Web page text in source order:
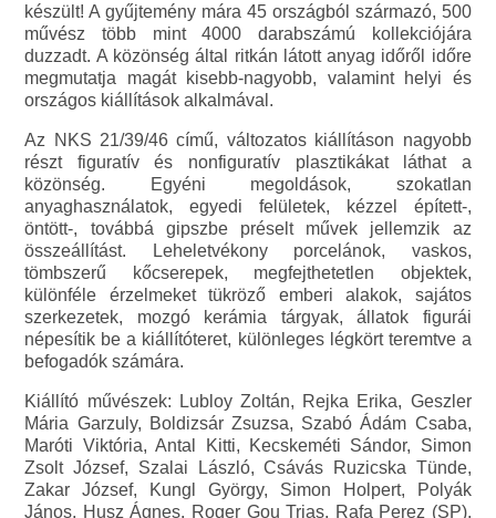
készült! A gyűjtemény mára 45 országból származó, 500
művész több mint 4000 darabszámú kollekciójára
duzzadt. A közönség által ritkán látott anyag időről időre
megmutatja magát kisebb-nagyobb, valamint helyi és
országos kiállítások alkalmával.
Az NKS 21/39/46 című, változatos kiállításon nagyobb
részt figuratív és nonfiguratív plasztikákat láthat a
közönség. Egyéni megoldások, szokatlan
anyaghasználatok, egyedi felületek, kézzel épített-,
öntött-, továbbá gipszbe préselt művek jellemzik az
összeállítást. Leheletvékony porcelánok, vaskos,
tömbszerű kőcserepek, megfejthetetlen objektek,
különféle érzelmeket tükröző emberi alakok, sajátos
szerkezetek, mozgó kerámia tárgyak, állatok figurái
népesítik be a kiállítóteret, különleges légkört teremtve a
befogadók számára.
Kiállító művészek: Lubloy Zoltán, Rejka Erika, Geszler
Mária Garzuly, Boldizsár Zsuzsa, Szabó Ádám Csaba,
Maróti Viktória, Antal Kitti, Kecskeméti Sándor, Simon
Zsolt József, Szalai László, Csávás Ruzicska Tünde,
Zakar József, Kungl György, Simon Holpert, Polyák
János, Husz Ágnes, Roger Gou Trias, Rafa Perez (SP),